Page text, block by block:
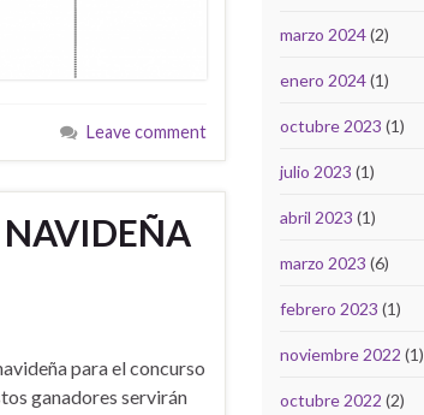
Leave comment
NAVIDEÑA
para el concurso
ganadores servirán
marzo 2024(2)
enero 2024(1)
octubre 2023 (1)
julio 2023 (1)
abril 2023 (1)
marzo 2023 (6)
febrero 2023 (1)
noviembre 2022 (1)
octubre 2022 (2)